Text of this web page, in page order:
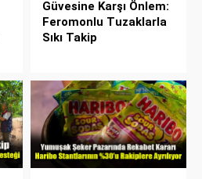
Güvesine Karşı Önlem:
Feromonlu Tuzaklarla
Sıkı Takip